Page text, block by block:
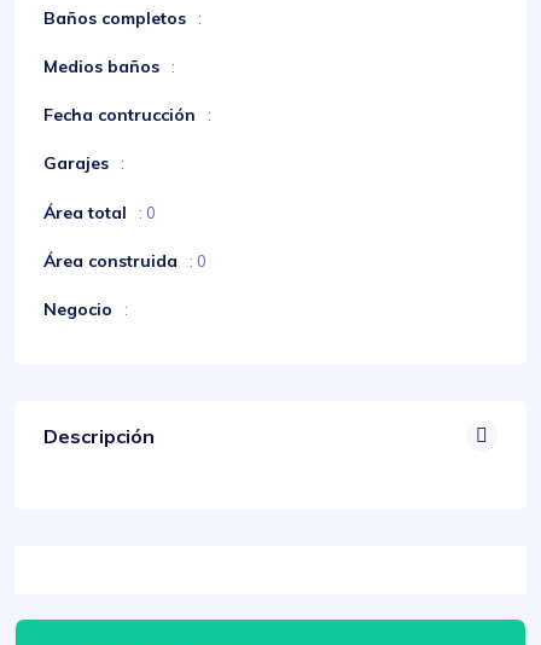
Baños completos :
Medios baños :
Fecha contrucción :
Garajes :
Área total : 0
Área construida : 0
Negocio :
Descripción